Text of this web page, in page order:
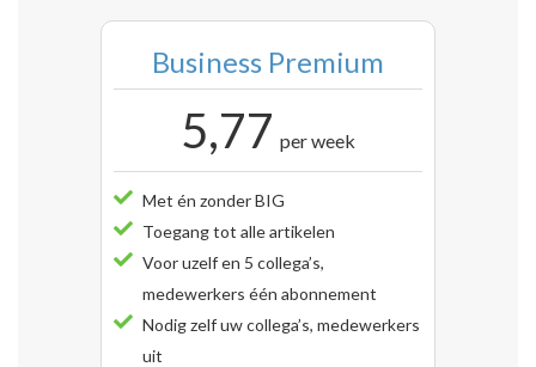
Business Premium
5,77 per week
Met én zonder BIG
Toegang tot alle artikelen
Voor uzelf en 5 collega’s,
medewerkers één abonnement
Nodig zelf uw collega’s, medewerkers
uit